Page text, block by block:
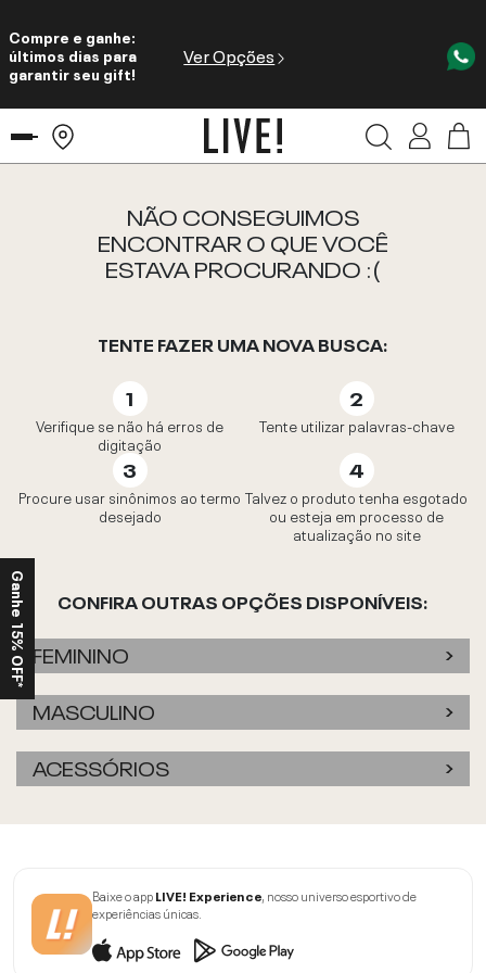
Compre e ganhe:
últimos dias para
garantir seu gift!
Ver Opções
NÃO CONSEGUIMOS
ENCONTRAR O QUE VOCÊ
ESTAVA PROCURANDO :(
TENTE FAZER UMA NOVA BUSCA:
Verifique se não há erros de
digitação
Tente utilizar palavras-chave
Procure usar sinônimos ao termo
desejado
Talvez o produto tenha esgotado
ou esteja em processo de
atualização no site
CONFIRA OUTRAS OPÇÕES DISPONÍVEIS:
FEMININO
MASCULINO
ACESSÓRIOS
Baixe o appLIVE! Experience, nosso universo esportivo de
experiências únicas.
Ganhe 15% OFF*